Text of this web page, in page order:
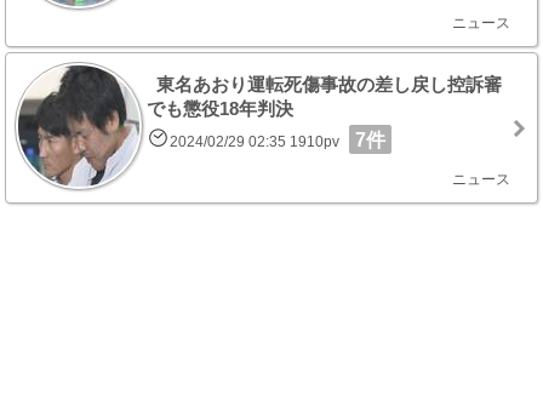
ニュース
東名あおり運転死傷事故の差し戻し控訴審
でも懲役18年判決
2024/02/29 02:35 1910pv 7件
ニュース